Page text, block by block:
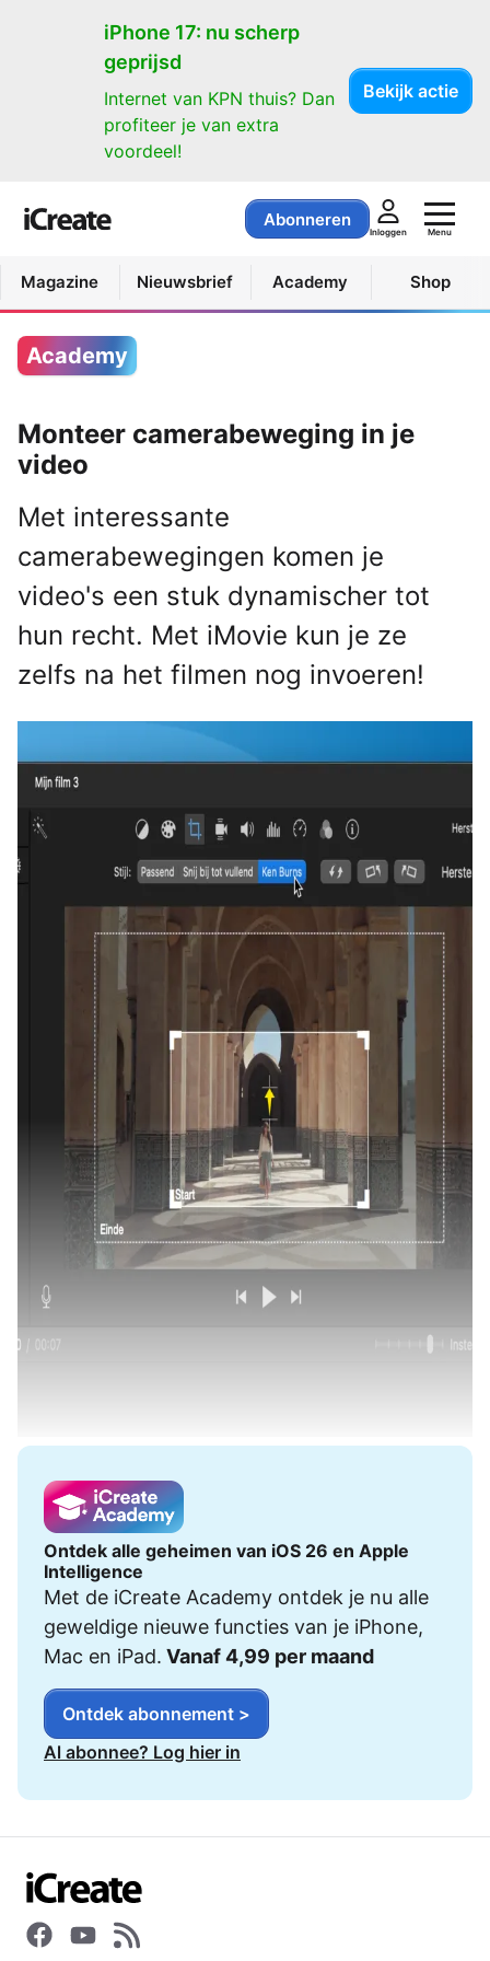
iPhone 17: nu scherp
geprijsd
Internet van KPN thuis? Dan
profiteer je van extra
voordeel!
Bekijk actie
Abonneren
Inloggen Menu
Magazine Nieuwsbrief Academy Shop
Academy
Monteer camerabeweging in je
video
Met interessante
camerabewegingen komen je
video's een stuk dynamischer tot
hun recht. Met iMovie kun je ze
zelfs na het filmen nog invoeren!
Ontdek alle geheimen van iOS 26 en Apple
Intelligence
Met de iCreate Academy ontdek je nu alle
geweldige nieuwe functies van je iPhone,
Mac en iPad. Vanaf 4,99 per maand
Ontdek abonnement >
Al abonnee? Log hier in